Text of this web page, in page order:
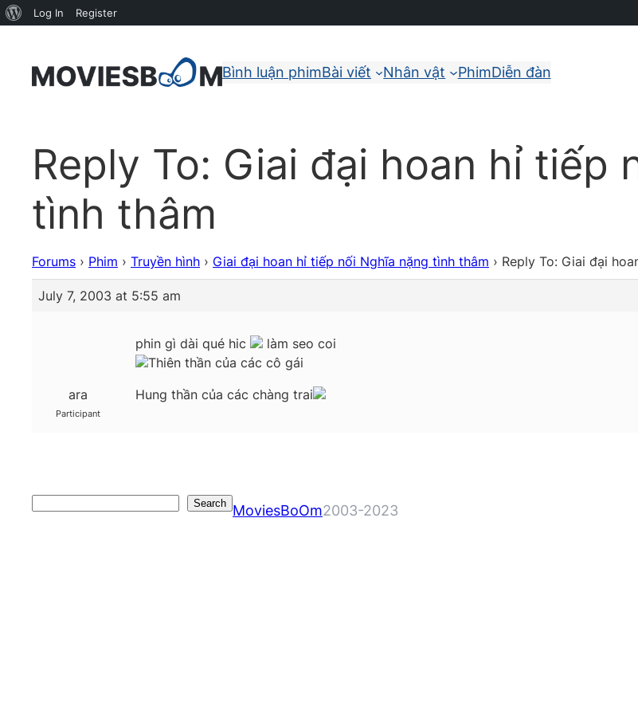
Bình luận phimBài viết Nhân vật PhimDiễn đàn
Reply To: Giai đại hoan hỉ tiếp
tình thâm
Forums › Phim › Truyền hình › Giai đại hoan hỉ tiếp nối Nghĩa nặng tình thâm › Reply To: Giai đại
July 7, 2003 at 5:55 am
ara
Participant
phin gì dài qué hic
làm seo coi
Thiên thần của các cô gái
Hung thần của các chàng trai
Search MoviesBoOm2003-2023
About
Log In Register